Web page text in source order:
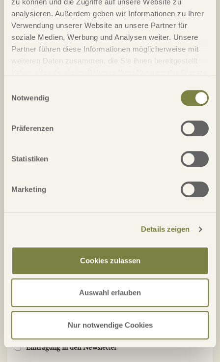
zu können und die Zugriffe auf unsere Website zu
analysieren. Außerdem geben wir Informationen zu Ihrer
Verwendung unserer Website an unsere Partner für
soziale Medien, Werbung und Analysen weiter. Unsere
Partner führen diese Informationen möglicherweise mit
weiteren Daten zusammen, die Sie ihnen bereitgestellt
Notwendig
Präferenzen
Statistiken
Marketing
Details zeigen
Cookies zulassen
Auswahl erlauben
Nur notwendige Cookies
Straße / Nr.*
Telefon*
Land
3. Kontaktaufnahme
Kontakt
Eintragung in den Newsletter